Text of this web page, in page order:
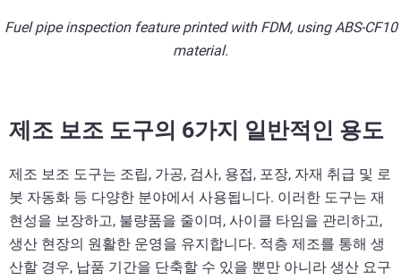
Fuel pipe inspection feature printed with FDM, using ABS-CF10
material.
제조 보조 도구의 6가지 일반적인 용도
제조 보조 도구는 조립, 가공, 검사, 용접, 포장, 자재 취급 및 로
봇 자동화 등 다양한 분야에서 사용됩니다. 이러한 도구는 재
현성을 보장하고, 불량품을 줄이며, 사이클 타임을 관리하고,
생산 현장의 원활한 운영을 유지합니다. 적층 제조를 통해 생
산할 경우, 납품 기간을 단축할 수 있을 뿐만 아니라 생산 요구